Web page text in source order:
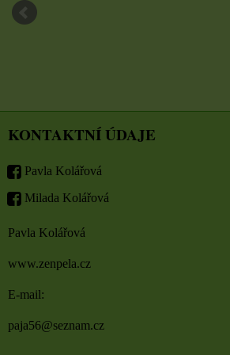
KONTAKTNÍ ÚDAJE
Pavla Kolářová
Milada Kolářová
Pavla Kolářová
www.zenpela.cz
E-mail:
paja56@seznam.cz